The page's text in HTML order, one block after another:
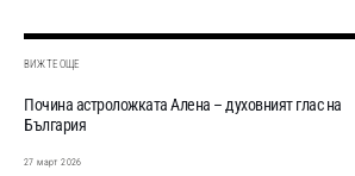
ВИЖТЕ ОЩЕ
Почина астроложката Алена – духовният глас на
България
27 март 2026